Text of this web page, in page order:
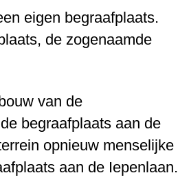
eigen begraafplaats.
de zogenaamde
van de
begraafplaats aan de
opnieuw menselijke
aan de Iepenlaan.